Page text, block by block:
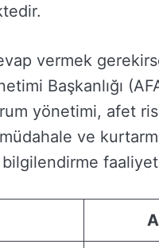
vermek
Başkanlığı
yönetimi, afet
ve